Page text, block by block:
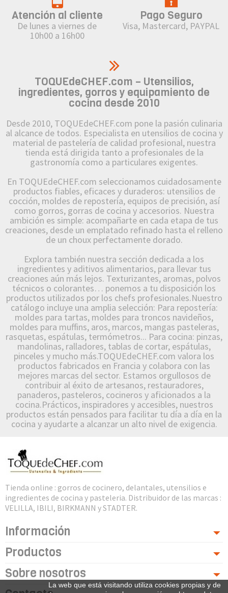
Atención al cliente
De lunes a viernes de
10h00 a 16h00
Pago Seguro
Visa, Mastercard, PAYPAL
TOQUEdeCHEF.com – Utensilios,
ingredientes, gorros y equipamiento de
cocina desde 2010
Desde 2010, TOQUEdeCHEF.com pone la pasión culinaria
al alcance de todos. Especialista en utensilios de cocina y
material de pastelería de calidad profesional, nuestra
tienda está dirigida tanto a profesionales de la
gastronomía como a particulares exigentes.
En TOQUEdeCHEF.com seleccionamos cuidadosamente
productos fiables, eficaces y duraderos: utensilios de
cocción, moldes de repostería, equipos de precisión, así
como gorros, gorras de cocina y accesorios. Nuestra
ambición es simple: acompañarte en cada etapa de tus
creaciones, desde un emplatado refinado hasta el relleno
de un choux perfectamente dorado.
Explora también nuestra sección dedicada a los
ingredientes y aditivos alimentarios, para llevar tus
creaciones aún más lejos. Texturizantes, aromas, polvos
técnicos o colorantes… ponemos a tu disposición los
productos utilizados por los chefs profesionales.Nuestro
catálogo incluye una amplia selección: Para repostería:
moldes para tartas, moldes para troncos navideños,
moldes para muffins, aros, marcos, mangas pasteleras,
rasquetas, espátulas, termómetros... Para cocina: pinzas,
mandolinas, ralladores, tablas de cortar, espátulas,
pinceles y mucho más.TOQUEdeCHEF.com valora los
productos fabricados en Francia y colabora con las
mejores marcas del sector. Estamos orgullosos de
contribuir al éxito de artesanos, restauradores,
panaderos, pasteleros, cocineros y aficionados a la
cocina.Prácticos, inspiradores y accesibles, nuestros
productos están pensados para facilitar tu día a día en la
cocina y ayudarte a alcanzar un alto nivel de exigencia.
Tienda online : gorros de cocinero, delantales, utensilios e
ingredientes de cocina y pasteleria. Distribuidor de las marcas :
VELILLA, IBILI, BIRKMANN y STADTER.
Información
Productos
Sobre nosotros
La web que está visitando utiliza cookies propias y de